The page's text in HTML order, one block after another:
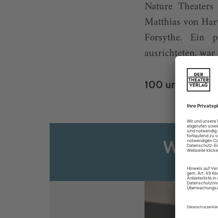
Nature
Matthias von
Forsythe. Ein
ausrichteten,
100 unbezahlte
Sie